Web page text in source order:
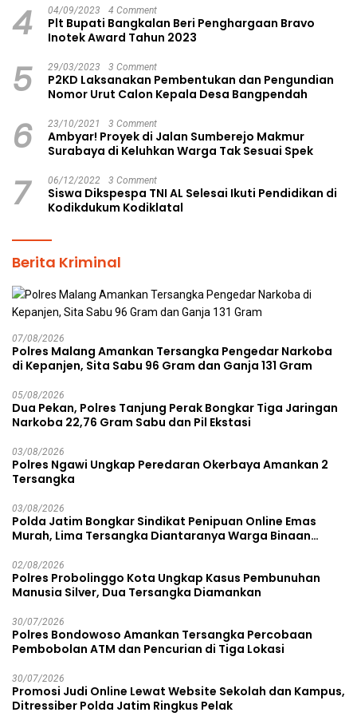
4 04/09/2023 4 Comment
Plt Bupati Bangkalan Beri Penghargaan Bravo
Inotek Award Tahun 2023
5 29/03/2023 3 Comment
P2KD Laksanakan Pembentukan dan Pengundian
Nomor Urut Calon Kepala Desa Bangpendah
6 23/10/2021 3 Comment
Ambyar! Proyek di Jalan Sumberejo Makmur
Surabaya di Keluhkan Warga Tak Sesuai Spek
7 06/12/2022 3 Comment
Siswa Dikspespa TNI AL Selesai Ikuti Pendidikan di
Kodikdukum Kodiklatal
Berita Kriminal
07/08/2026
Polres Malang Amankan Tersangka Pengedar Narkoba
di Kepanjen, Sita Sabu 96 Gram dan Ganja 131 Gram
05/08/2026
Dua Pekan, Polres Tanjung Perak Bongkar Tiga Jaringan
Narkoba 22,76 Gram Sabu dan Pil Ekstasi
03/08/2026
Polres Ngawi Ungkap Peredaran Okerbaya Amankan 2
Tersangka
03/08/2026
Polda Jatim Bongkar Sindikat Penipuan Online Emas
Murah, Lima Tersangka Diantaranya Warga Binaan
02/08/2026
Polres Probolinggo Kota Ungkap Kasus Pembunuhan
Manusia Silver, Dua Tersangka Diamankan
30/07/2026
Polres Bondowoso Amankan Tersangka Percobaan
Pembobolan ATM dan Pencurian di Tiga Lokasi
30/07/2026
Promosi Judi Online Lewat Website Sekolah dan Kampus,
Ditressiber Polda Jatim Ringkus Pelak